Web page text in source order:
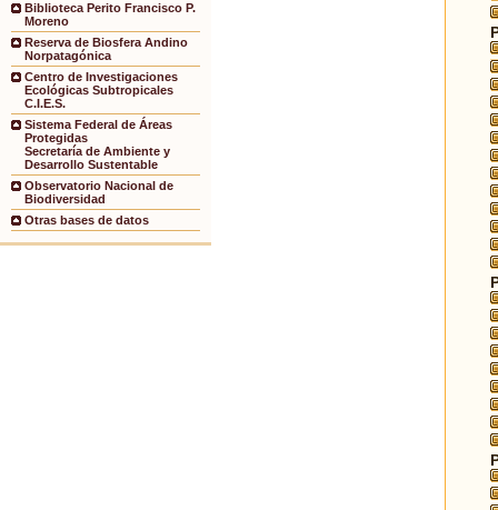
Biblioteca Perito Francisco P.
Moreno
Reserva de Biosfera Andino
Norpatagónica
Centro de Investigaciones
Ecológicas Subtropicales
C.I.E.S.
Sistema Federal de Áreas
Protegidas
Secretaría de Ambiente y
Desarrollo Sustentable
Observatorio Nacional de
Biodiversidad
Otras bases de datos